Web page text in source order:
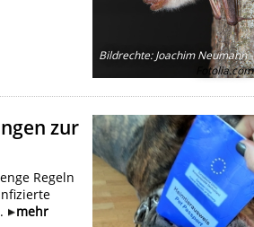
Bildrechte:Joachim Neumann -
Fotolia.com
zur
Regeln
mehr